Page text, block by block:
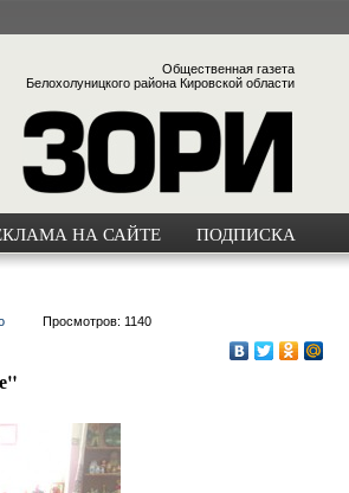
Общественная газета
Белохолуницкого района Кировской области
НА САЙТЕ ПОДПИСКА
Просмотров: 1140